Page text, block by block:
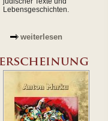
Lebensgeschichten.
weiterlesen